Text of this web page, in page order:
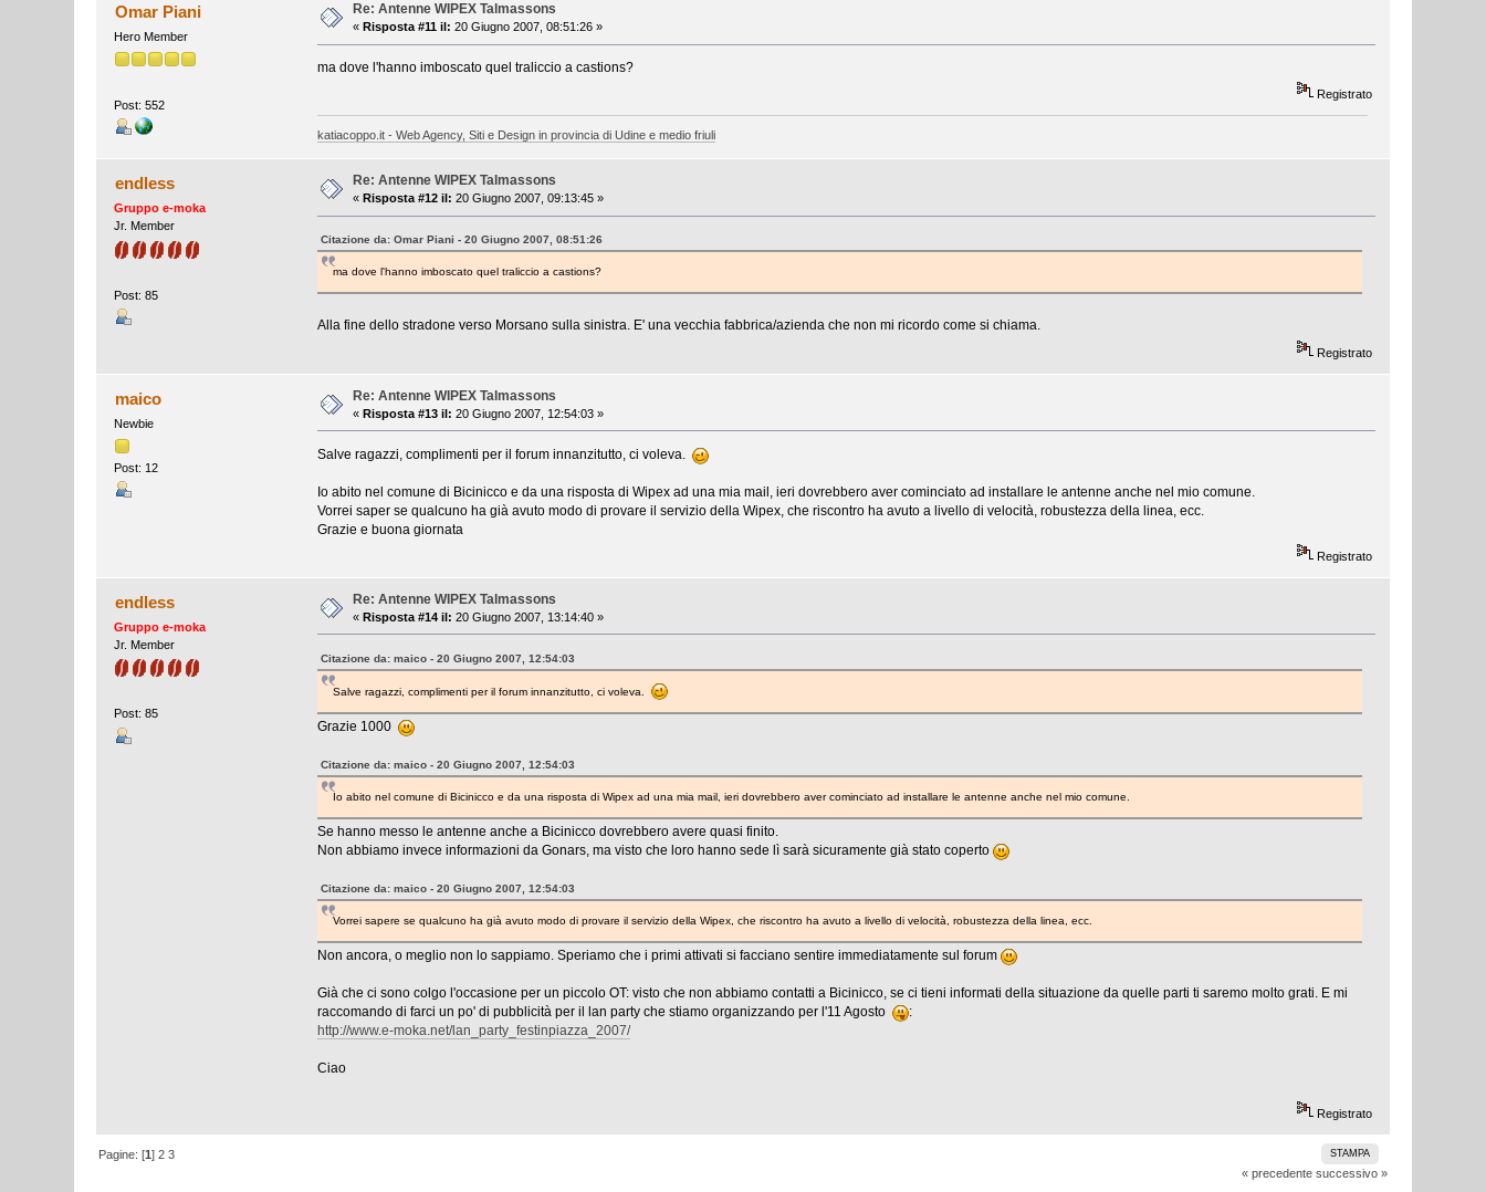
Omar Piani
Hero Member
Post: 552
Re: Antenne WIPEX Talmassons
«Risposta #11 il: 20 Giugno 2007, 08:51:26 »
ma dove l'hanno imboscato quel traliccio a castions?
Registrato
katiacoppo.it - Web Agency, Siti e Design in provincia di Udine e medio friuli
endless
Gruppo e-moka
Jr. Member
Post: 85
Re: Antenne WIPEX Talmassons
« Risposta #12 il: 20 Giugno 2007, 09:13:45 »
Citazione da: Omar Piani - 20 Giugno 2007, 08:51:26
ma dove l'hanno imboscato quel traliccio a castions?
Alla fine dello stradone verso Morsano sulla sinistra. E' una vecchia fabbrica/azienda che non mi ricordo come si chiama.
Registrato
maico
Newbie
Post: 12
Re: Antenne WIPEX Talmassons
«Risposta #13 il: 20 Giugno 2007, 12:54:03 »
Salve ragazzi, complimenti per il forum innanzitutto, ci voleva.
Io abito nel comune di Bicinicco e da una risposta di Wipex ad una mia mail, ieri dovrebbero aver cominciato ad installare le antenne anche nel mio comune.
Vorrei saper se qualcuno ha già avuto modo di provare il servizio della Wipex, che riscontro ha avuto a livello di velocità, robustezza della linea, ecc.
Grazie e buona giornata
Registrato
endless
Gruppo e-moka
Jr. Member
Post: 85
Re: Antenne WIPEX Talmassons
«Risposta #14 il: 20 Giugno 2007, 13:14:40 »
Citazione da: maico - 20 Giugno 2007, 12:54:03
Salve ragazzi, complimenti per il forum innanzitutto, ci voleva.
Grazie 1000
Citazione da: maico - 20 Giugno 2007, 12:54:03
Io abito nel comune di Bicinicco e da una risposta di Wipex ad una mia mail, ieri dovrebbero aver cominciato ad installare le antenne anche nel mio comune.
Se hanno messo le antenne anche a Bicinicco dovrebbero avere quasi finito.
Non abbiamo invece informazioni da Gonars, ma visto che loro hanno sede lì sarà sicuramente già stato coperto
Citazione da: maico - 20 Giugno 2007, 12:54:03
Vorrei sapere se qualcuno ha già avuto modo di provare il servizio della Wipex, che riscontro ha avuto a livello di velocità, robustezza della linea, ecc.
Non ancora, o meglio non lo sappiamo. Speriamo che i primi attivati si facciano sentire immediatamente sul forum
Già che ci sono colgo l'occasione per un piccolo OT: visto che non abbiamo contatti a Bicinicco, se ci tieni informati della situazione da quelle parti ti saremo molto grati. E mi
raccomando di farci un po' di pubblicità per il lan party che stiamo organizzando per l'11 Agosto
:
http://www.e-moka.net/lan_party_festinpiazza_2007/
Ciao
Registrato
STAMPA
Pagine: [1]2 3
« precedente successivo »